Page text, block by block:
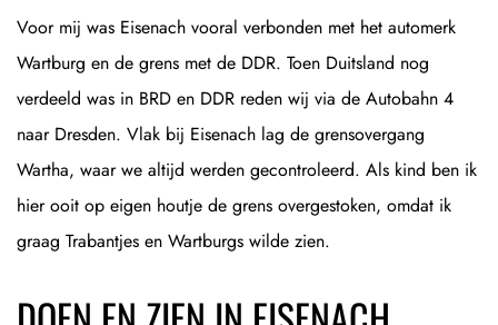
Voor mij was Eisenach vooral verbonden met het automerk
Wartburg en de grens met de DDR. Toen Duitsland nog
verdeeld was in BRD en DDR reden wij via de Autobahn 4
naar Dresden. Vlak bij Eisenach lag de grensovergang
Wartha, waar we altijd werden gecontroleerd. Als kind ben ik
hier ooit op eigen houtje de grens overgestoken, omdat ik
graag Trabantjes en Wartburgs wilde zien.